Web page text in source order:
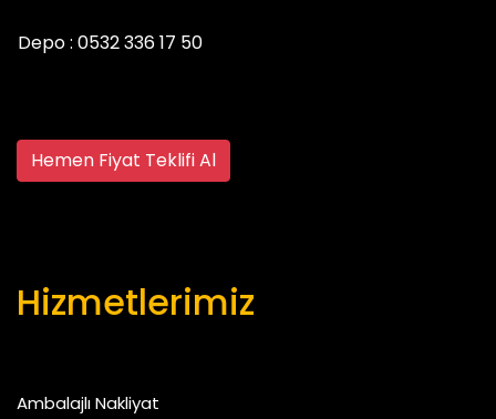
Depo : 0532 336 17 50
Hemen Fiyat Teklifi Al
Hizmetlerimiz
Ambalajlı Nakliyat